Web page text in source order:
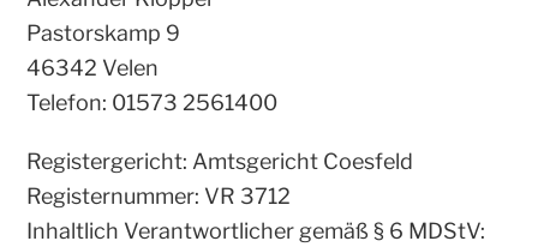
Pastorskamp 9
46342 Velen
Telefon: 01573 2561400
Registergericht: Amtsgericht Coesfeld
Registernummer: VR 3712
Inhaltlich Verantwortlicher gemäß § 6 MDStV: